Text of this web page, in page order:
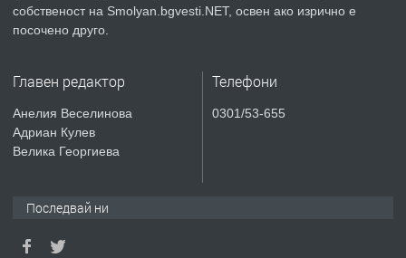
ПРЕДЛАГА КЪЩА В МАРОНЯ
ТЪРСИ
собственост на Smolyan.bgvesti.NET, освен ако изрично е
посочено друго.
Главен редактор
Анелия Веселинова
Адриан Кулев
Велика Георгиева
Телефони
0301/53-655
Последвай ни